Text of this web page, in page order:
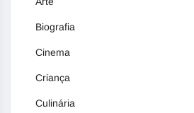
Biografia
Cinema
Criança
Culinária